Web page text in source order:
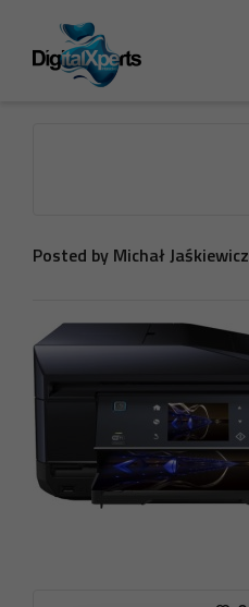
Posted by Michał Jaśkiewicz